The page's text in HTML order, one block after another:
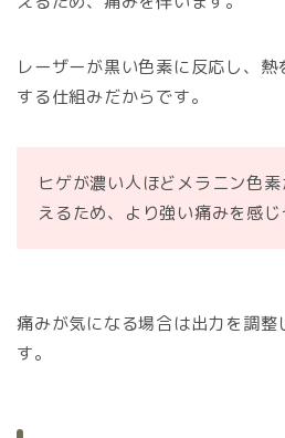
レーザーが黒い色素に反応し、
する仕組みだからです。
ヒゲが濃い人ほどメラニン色
えるため、より強い痛みを感じ
痛みが気になる場合は出力を調
す。